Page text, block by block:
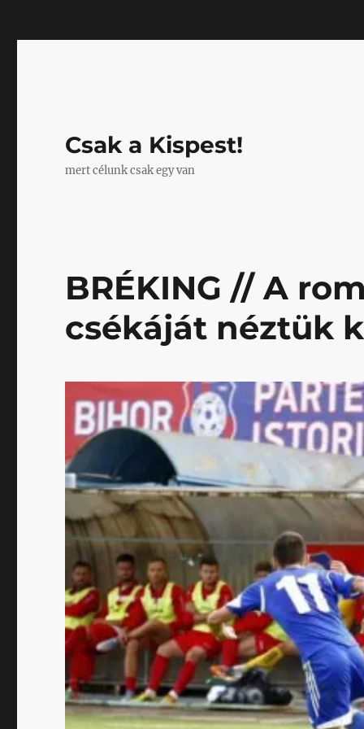
Csak a Kispest!
mert célunk csak egy van
BRÉKING // A
csékáját néztük